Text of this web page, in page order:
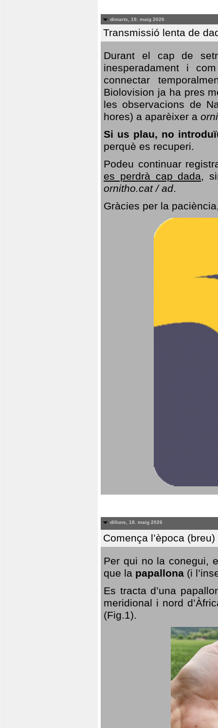
dimarts, 19. maig 2026
Transmissió lenta de
Durant el cap de
inesperadament i
connectar
Biolovision ja ha pres
les observacions de
hores) a aparèixer a
Si us plau, no
perquè es recuperi.
Podeu continuar
es perdrà cap dada,
ornitho.cat / ad.
Gràcies per la
dilluns, 18. maig 2026
Comença l’època
Per qui no la conegui,
que la papallona (i
Es tracta d’una
meridional i nord
(Fig.1).